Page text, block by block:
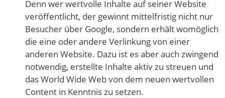
Denn wer wertvolle Inhalte auf seiner Website
veröffentlicht, der gewinnt mittelfristig nicht nur
Besucher über Google, sondern erhält womöglich
die eine oder andere Verlinkung von einer
anderen Website. Dazu ist es aber auch zwingend
notwendig, erstellte Inhalte aktiv zu streuen und
das World Wide Web von dem neuen wertvollen
Content in Kenntnis zu setzen.